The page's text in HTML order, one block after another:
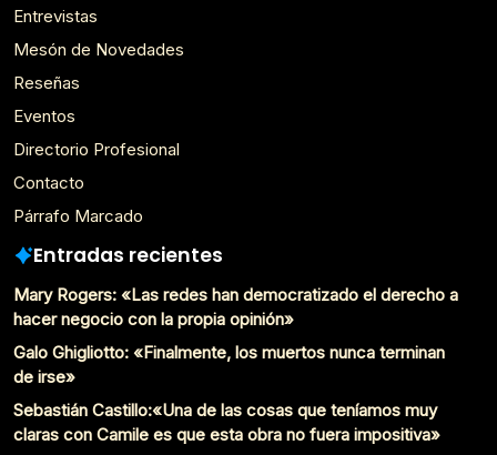
Entrevistas
Mesón de Novedades
Reseñas
Eventos
Directorio Profesional
Contacto
Párrafo Marcado
Entradas recientes
Mary Rogers: «Las redes han democratizado el derecho a
hacer negocio con la propia opinión»
Galo Ghigliotto: «Finalmente, los muertos nunca terminan
de irse»
Sebastián Castillo:«Una de las cosas que teníamos muy
claras con Camile es que esta obra no fuera impositiva»